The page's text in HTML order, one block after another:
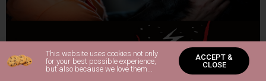
This website uses cookies not only
for your best possible experience,
but also because we love them...
ACCEPT &
CLOSE